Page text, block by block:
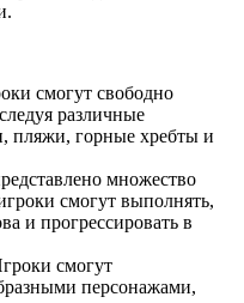
смогут свободно
различные
пляжи, горные хребты и
множество
смогут выполнять,
и прогрессировать в
смогут
персонажами,